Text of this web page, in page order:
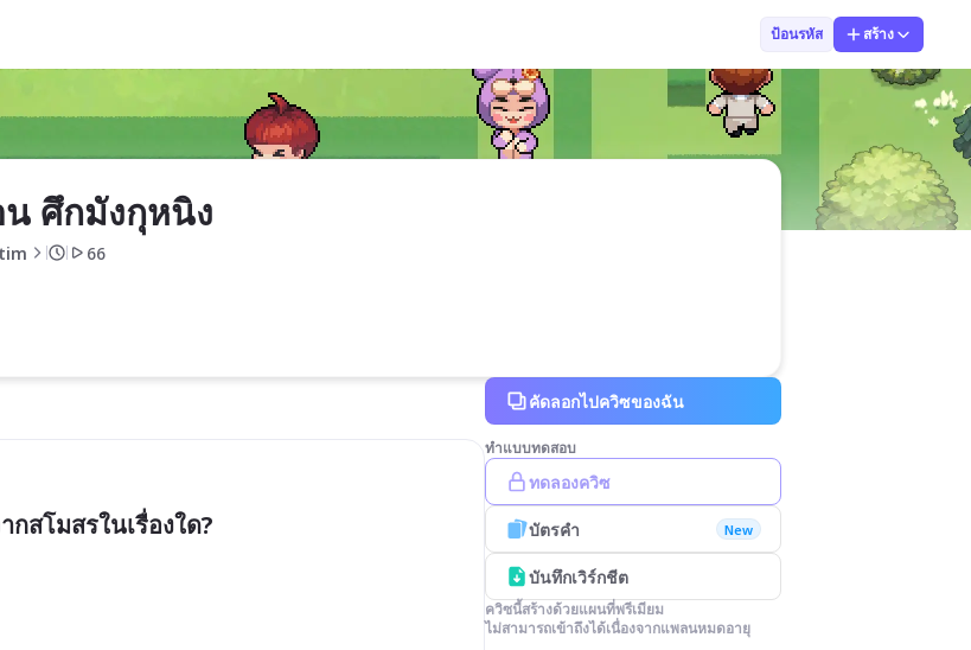
ป้อนรหัส สร้าง
ศึกมังกุหนิง
66
สโมสรในเรื่องใด?
คัดลอกไปควิซของฉัน
ทำแบบทดสอบ
ทดลองควิซ
บัตรคำ New
บันทึกเวิร์กชีต
ควิซนี้สร้างด้วยแผนที่พรีเมียม
ไม่สามารถเข้าถึงได้เนื่องจากแพลนหมดอายุ